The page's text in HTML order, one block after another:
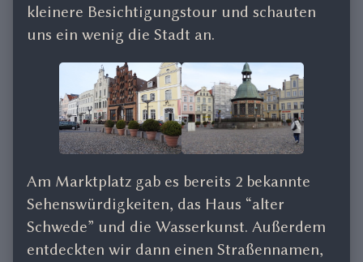
kleinere Besichtigungstour und schauten
uns ein wenig die Stadt an.
Am Marktplatz gab es bereits 2 bekannte
Sehenswürdigkeiten, das Haus “alter
Schwede” und die Wasserkunst. Außerdem
entdeckten wir dann einen Straßennamen,